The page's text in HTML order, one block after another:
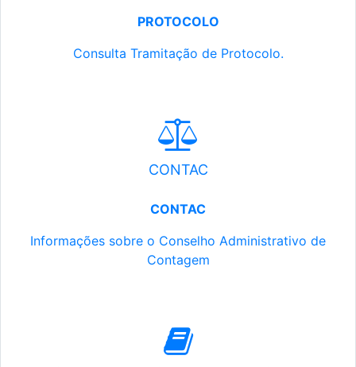
PROTOCOLO
Consulta Tramitação de Protocolo.
CONTAC
CONTAC
Informações sobre o Conselho Administrativo de
Contagem